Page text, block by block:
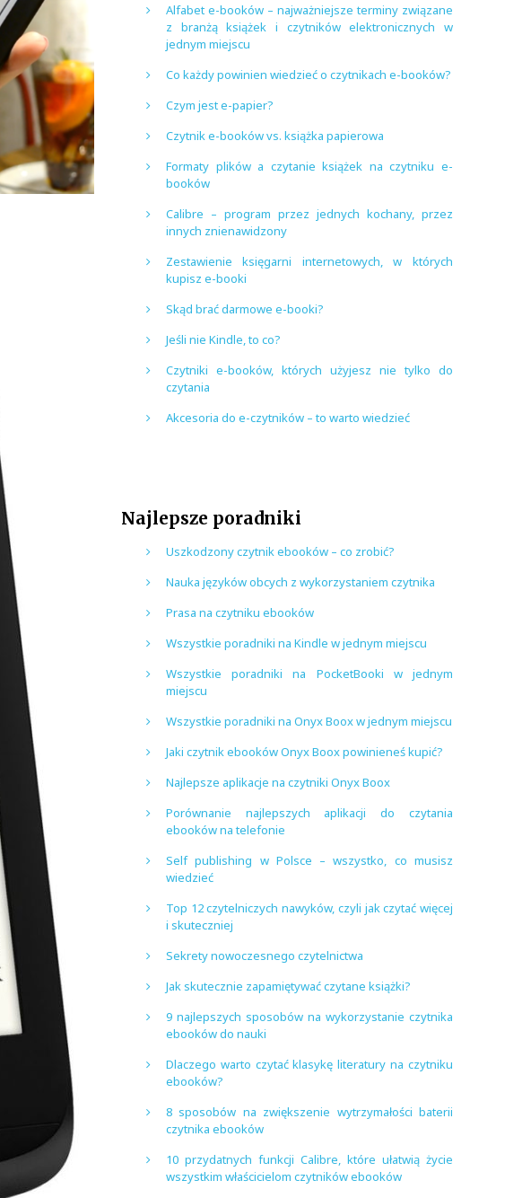
Alfabet e-booków – najważniejsze terminy związane
z branżą książek i czytników elektronicznych w
jednym miejscu
Co każdy powinien wiedzieć o czytnikach e-booków?
Czym jest e-papier?
Czytnik e-booków vs. książka papierowa
Formaty plików a czytanie książek na czytniku e-
booków
Calibre – program przez jednych kochany, przez
innych znienawidzony
Zestawienie księgarni internetowych, w których
kupisz e-booki
Skąd brać darmowe e-booki?
Jeśli nie Kindle, to co?
Czytniki e-booków, których użyjesz nie tylko do
czytania
Akcesoria do e-czytników – to warto wiedzieć
Najlepsze poradniki
Uszkodzony czytnik ebooków – co zrobić?
Nauka języków obcych z wykorzystaniem czytnika
Prasa na czytniku ebooków
Wszystkie poradniki na Kindle w jednym miejscu
Wszystkie poradniki na PocketBooki w jednym
miejscu
Wszystkie poradniki na Onyx Boox w jednym miejscu
Jaki czytnik ebooków Onyx Boox powinieneś kupić?
Najlepsze aplikacje na czytniki Onyx Boox
Porównanie najlepszych aplikacji do czytania
ebooków na telefonie
Self publishing w Polsce – wszystko, co musisz
wiedzieć
Top 12 czytelniczych nawyków, czyli jak czytać więcej
i skuteczniej
Sekrety nowoczesnego czytelnictwa
Jak skutecznie zapamiętywać czytane książki?
9 najlepszych sposobów na wykorzystanie czytnika
ebooków do nauki
Dlaczego warto czytać klasykę literatury na czytniku
ebooków?
8 sposobów na zwiększenie wytrzymałości baterii
czytnika ebooków
10 przydatnych funkcji Calibre, które ułatwią życie
wszystkim właścicielom czytników ebooków